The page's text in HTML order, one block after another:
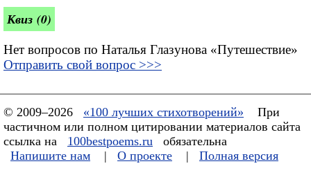
Квиз (0)
Нет вопросов по Наталья Глазунова «Путешествие»
Отправить свой вопрос >>>
© 2009–2026 «100 лучших стихотворений»
При
частичном или полном цитировании материалов сайта
ссылка на
100bestpoems.ru
обязательна
Напишите нам
| О проекте | Полная версия